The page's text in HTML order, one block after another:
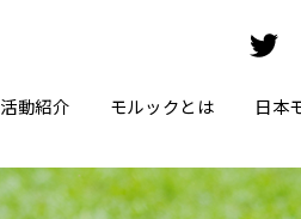
活動紹介 モルックとは 日本